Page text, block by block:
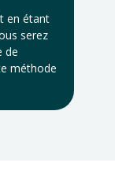
en étant
serez
de
méthode